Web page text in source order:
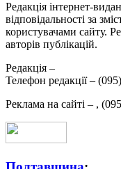
Редакція інтернет-
відповідальності за
користувачами сайту.
авторів публікацій.
Редакція –
Телефон редакції –
Реклама на сайті – ,